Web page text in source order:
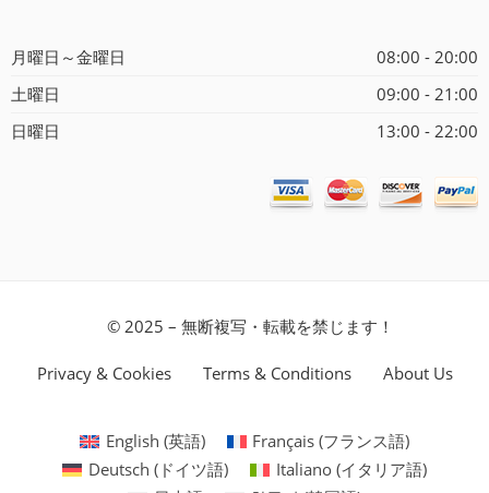
月曜日～金曜日
08:00 - 20:00
土曜日
09:00 - 21:00
日曜日
13:00 - 22:00
© 2025 – 無断複写・転載を禁じます！
Privacy & Cookies Terms & Conditions About Us
English (英語) Français (フランス語)
Deutsch ( ドイツ語) Italiano(イタリア語)